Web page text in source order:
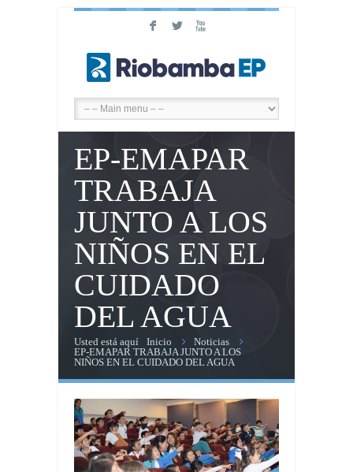
F L X
EP-EMAPAR
TRABAJA
JUNTO A LOS
NIÑOS EN EL
CUIDADO
DEL AGUA
Usted está aquí Inicio
Noticias
EP-EMAPAR TRABAJA JUNTO A LOS
NIÑOS EN EL CUIDADO DEL AGUA